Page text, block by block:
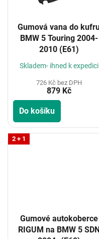
Gumová vana do kufru
BMW 5 Touring 2004-
2010 (E61)
Skladem- ihned k expedici
726 Kč bez DPH
879 Kč
Do košíku
2 + 1
Gumové autokoberce
RIGUM na BMW 5 SDN